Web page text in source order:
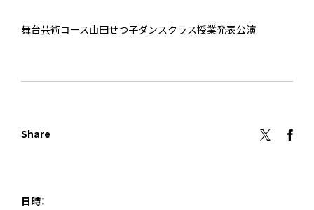
舞台芸術コース山田せつ子ダンスクラス授業発表公演
Share
日時：